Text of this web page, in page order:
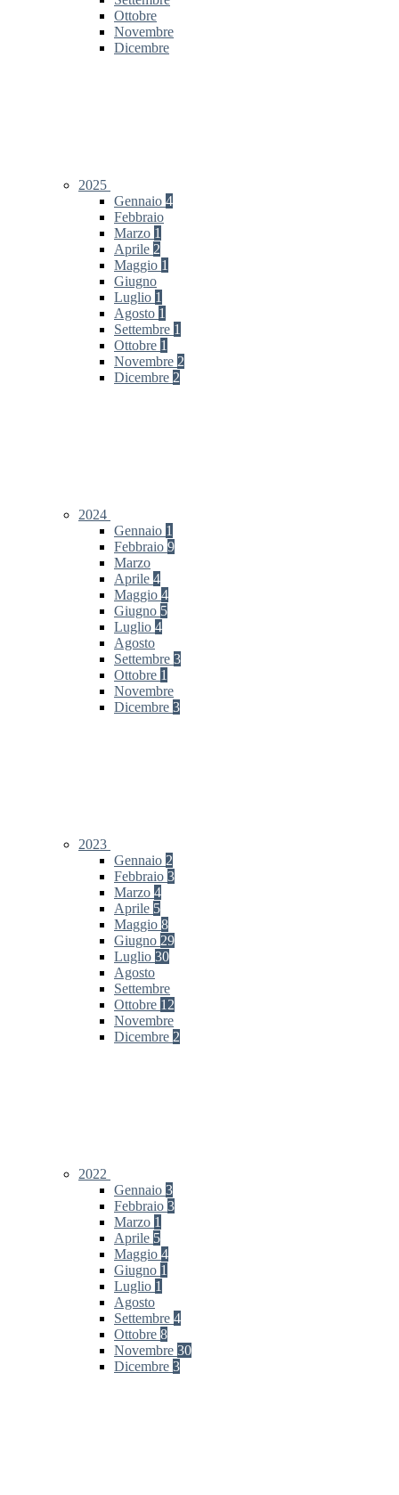
Ottobre
Novembre
Dicembre
2025
Gennaio 4
Febbraio
Marzo 1
Aprile 2
Maggio 1
Giugno
Luglio 1
Agosto 1
Settembre 1
Ottobre 1
Novembre 2
Dicembre 2
2024
Gennaio 1
Febbraio 9
Marzo
Aprile 4
Maggio 4
Giugno 5
Luglio 4
Agosto
Settembre 3
Ottobre 1
Novembre
Dicembre 3
2023
Gennaio 2
Febbraio 3
Marzo 4
Aprile 5
Maggio 8
Giugno 29
Luglio 30
Agosto
Settembre
Ottobre 12
Novembre
Dicembre 2
2022
Gennaio 3
Febbraio 3
Marzo 1
Aprile 5
Maggio 4
Giugno 1
Luglio 1
Agosto
Settembre 4
Ottobre 8
Novembre 30
Dicembre 3